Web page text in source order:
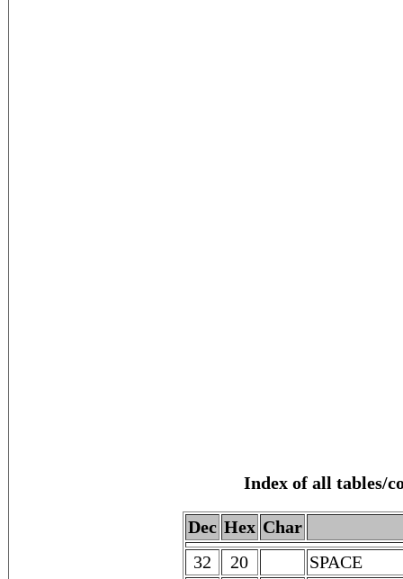
Index of all tables/
Dec Hex Char
32
20
SPACE